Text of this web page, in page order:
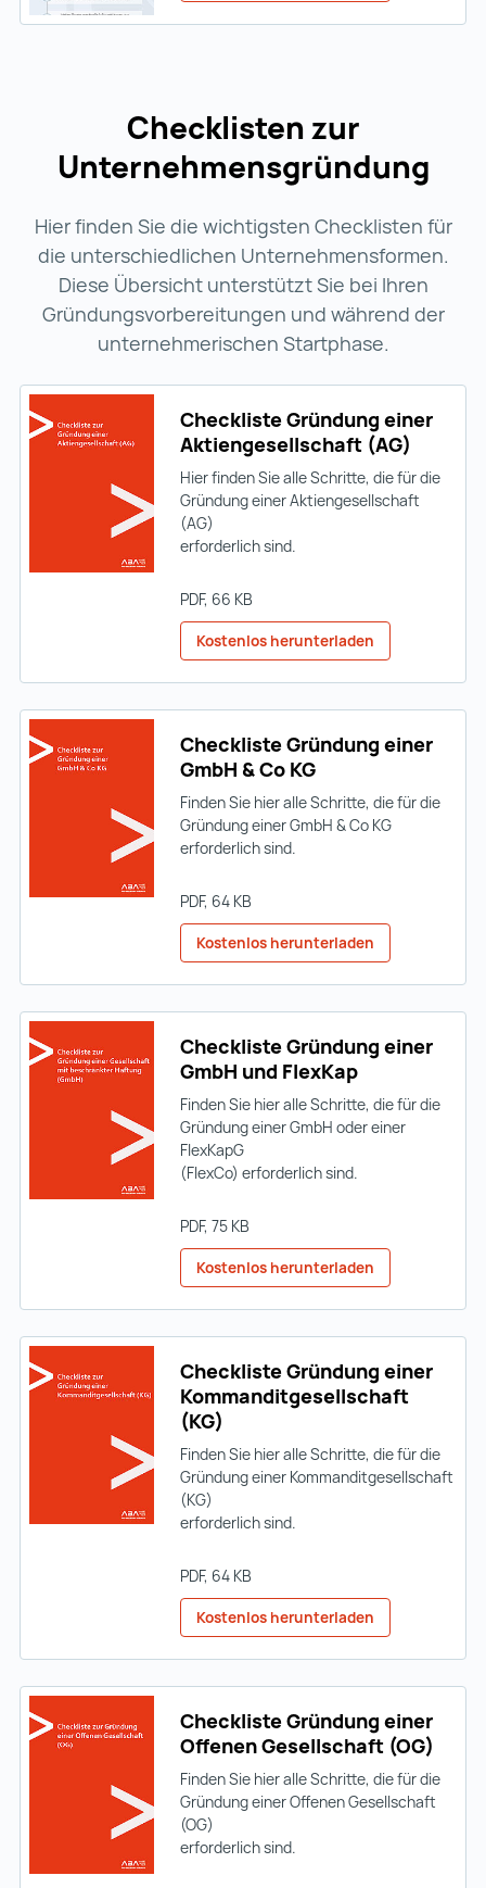
Checklisten zur
Unternehmensgründung
Hier finden Sie die wichtigsten Checklisten für
die unterschiedlichen Unternehmensformen.
Diese Übersicht unterstützt Sie bei Ihren
Gründungsvorbereitungen und während der
unternehmerischen Startphase.
Checkliste Gründung einer
Aktiengesellschaft (AG)
Hier finden Sie alle Schritte, die für die
Gründung einer Aktiengesellschaft
(AG)
erforderlich sind.
PDF, 66 KB
Kostenlos herunterladen
Checkliste Gründung einer
GmbH & Co KG
Finden Sie hier alle Schritte, die für die
Gründung einer GmbH & Co KG
erforderlich sind.
PDF, 64 KB
Kostenlos herunterladen
Checkliste Gründung einer
GmbH und FlexKap
Finden Sie hier alle Schritte, die für die
Gründung einer GmbH oder einer
FlexKapG
(FlexCo) erforderlich sind.
PDF, 75 KB
Kostenlos herunterladen
Checkliste Gründung einer
Kommanditgesellschaft
(KG)
Finden Sie hier alle Schritte, die für die
Gründung einer Kommanditgesellschaft
(KG)
erforderlich sind.
PDF, 64 KB
Kostenlos herunterladen
Checkliste Gründung einer
Offenen Gesellschaft (OG)
Finden Sie hier alle Schritte, die für die
Gründung einer Offenen Gesellschaft
(OG)
erforderlich sind.